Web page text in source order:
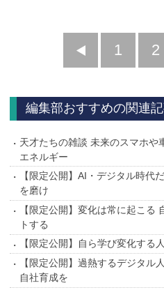
前
1 2
編集部おすすめの関連
天才たちの雑談 未来のスマホや
エネルギー
【限定公開】AI・デジタル時代
を磨け
【限定公開】変化は常に起こる
トする
【限定公開】自ら学び変化する
【限定公開】過熱するデジタル
自社育成を